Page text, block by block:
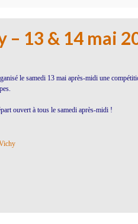
– 13 & 14 mai
le samedi 13 mai après-midi une
ouvert à tous le samedi après-midi !